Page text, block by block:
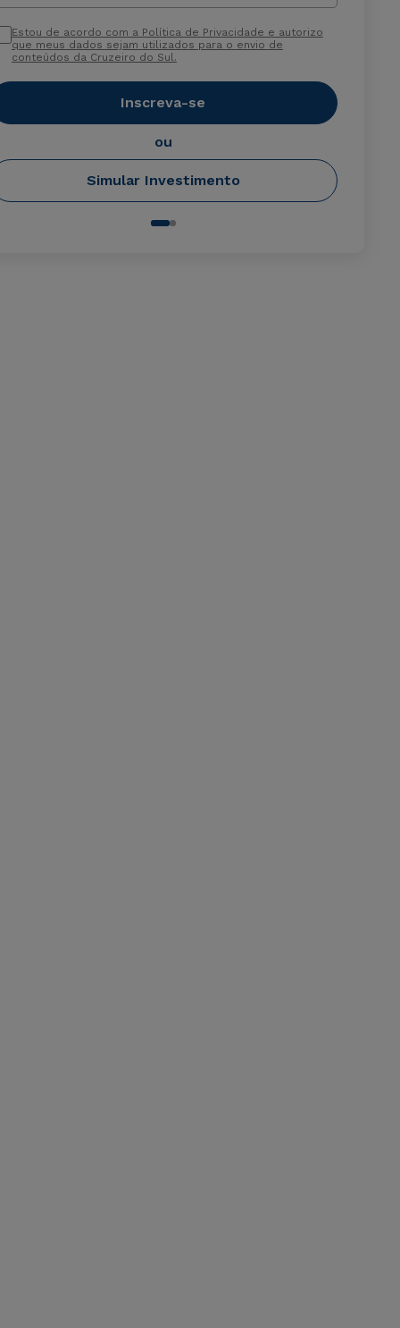
Estou de acordo com a Política de Privacidade e autorizo
que meus dados sejam utilizados para o envio de
conteúdos da Cruzeiro do Sul.
Inscreva-se
ou
Simular Investimento